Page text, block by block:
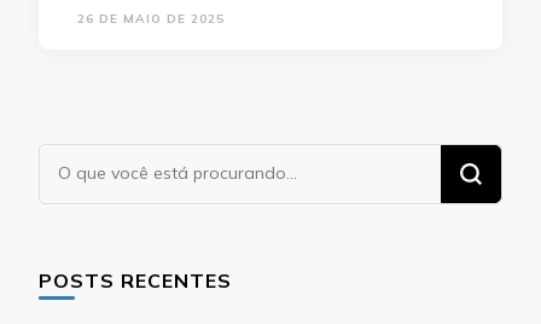
26 DE MAIO DE 2025
Procurando
algo?
POSTS RECENTES